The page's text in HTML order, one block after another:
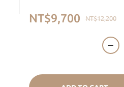
NT$12,200
NT$9,700